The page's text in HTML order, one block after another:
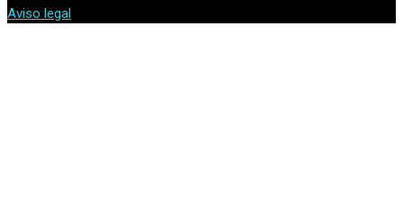
Aviso legal